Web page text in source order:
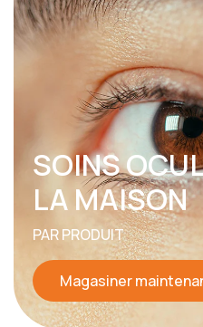
SOINS
LA MAISON
PAR PRODUIT
Magasiner